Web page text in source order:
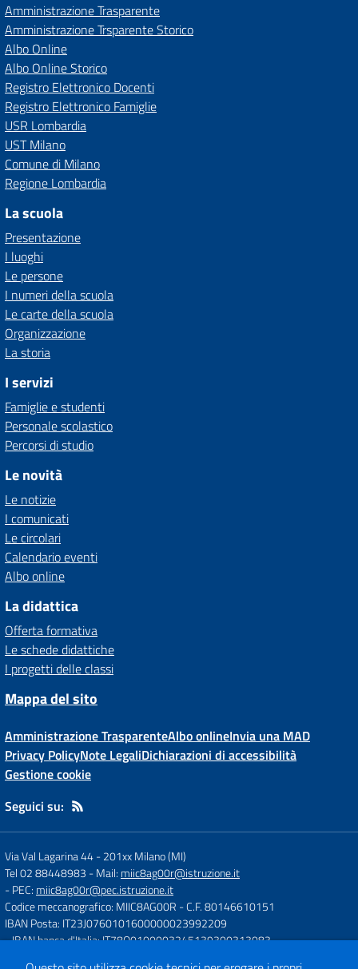
Amministrazione Trasparente
Amministrazione Trsparente Storico
Albo Online
Albo Online Storico
Registro Elettronico Docenti
Registro Elettronico Famiglie
USR Lombardia
UST Milano
Comune di Milano
Regione Lombardia
La scuola
Presentazione
I luoghi
Le persone
I numeri della scuola
Le carte della scuola
Organizzazione
La storia
I servizi
Famiglie e studenti
Personale scolastico
Percorsi di studio
Le novità
Le notizie
I comunicati
Le circolari
Calendario eventi
Albo online
La didattica
Offerta formativa
Le schede didattiche
I progetti delle classi
Mappa del sito
Amministrazione TrasparenteAlbo onlineInvia una MAD
Privacy PolicyNote LegaliDichiarazioni di accessibilità
Gestione cookie
Seguici su:
Via Val Lagarina 44-201xx Milano (MI)
Tel 02 88448983 - Mail: miic8ag00r@istruzione.it
- PEC: miic8ag00r@pec.istruzione.it
Codice meccanografico: MIIC8AG00R - C.F. 80146610151
IBAN Posta: IT23J0760101600000023992209
- IBAN banca d'Italia: IT78O0100003245139300313083